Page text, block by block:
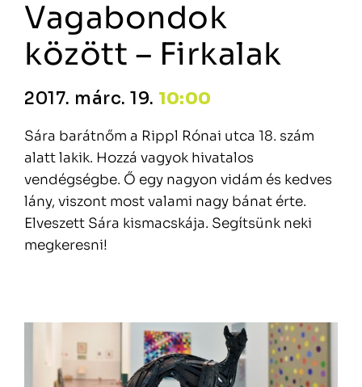
Vagabondok
között – Firkalak
2017. márc. 19. 10:00
Sára barátnőm a Rippl Rónai utca 18. szám
alatt lakik. Hozzá vagyok hivatalos
vendégségbe. Ő egy nagyon vidám és kedves
lány, viszont most valami nagy bánat érte.
Elveszett Sára kismacskája. Segítsünk neki
megkeresni!